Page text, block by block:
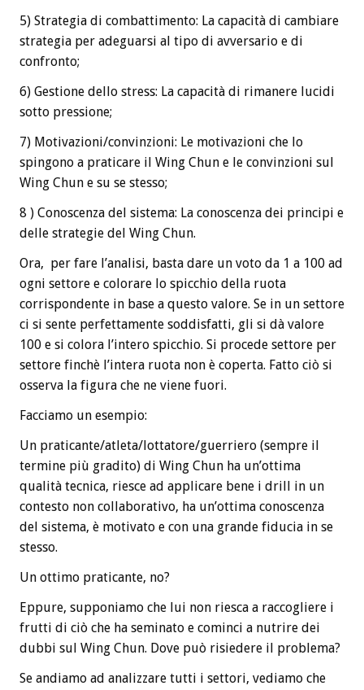
5) Strategia di combattimento: La capacità di cambiare
strategia per adeguarsi al tipo di avversario e di
confronto;
6) Gestione dello stress: La capacità di rimanere lucidi
sotto pressione;
7) Motivazioni/convinzioni: Le motivazioni che lo
spingono a praticare il Wing Chun e le convinzioni sul
Wing Chun e su se stesso;
8 ) Conoscenza del sistema: La conoscenza dei principi e
delle strategie del Wing Chun.
Ora, per fare l’analisi, basta dare un voto da 1 a 100 ad
ogni settore e colorare lo spicchio della ruota
corrispondente in base a questo valore. Se in un settore
ci si sente perfettamente soddisfatti, gli si dà valore
100 e si colora l’intero spicchio. Si procede settore per
settore finchè l’intera ruota non è coperta. Fatto ciò si
osserva la figura che ne viene fuori.
Facciamo un esempio:
Un praticante/atleta/lottatore/guerriero (sempre il
termine più gradito) di Wing Chun ha un’ottima
qualità tecnica, riesce ad applicare bene i drill in un
contesto non collaborativo, ha un’ottima conoscenza
del sistema, è motivato e con una grande fiducia in se
stesso.
Un ottimo praticante, no?
Eppure, supponiamo che lui non riesca a raccogliere i
frutti di ciò che ha seminato e cominci a nutrire dei
dubbi sul Wing Chun. Dove può risiedere il problema?
Se andiamo ad analizzare tutti i settori, vediamo che